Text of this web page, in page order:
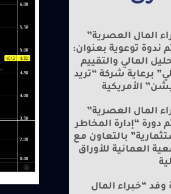
المال العصرية”
ندوة توعوية بعنوان:
المالي والتقييم
برعاية شركة “تريد
الأمريكية
المال العصرية”
دورة “إدارة المخاطر
بالتعاون مع
العمانية للأوراق
وفد “خبراء المال